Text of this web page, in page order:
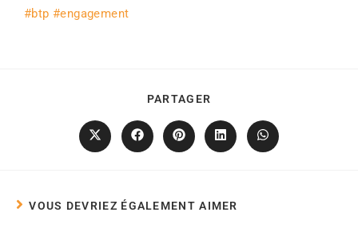
#btp #engagement
PARTAGER
VOUS DEVRIEZ ÉGALEMENT AIMER